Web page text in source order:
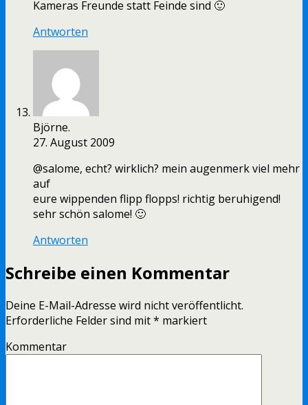
Kameras Freunde statt Feinde sind 🙂
Antworten
Björne.
27. August 2009
@salome, echt? wirklich? mein augenmerk viel mehr
auf
eure wippenden flipp flopps! richtig beruhigend!
sehr schön salome! 🙂
Antworten
Schreibe einen Kommentar
Deine E-Mail-Adresse wird nicht veröffentlicht.
Erforderliche Felder sind mit* markiert
Kommentar